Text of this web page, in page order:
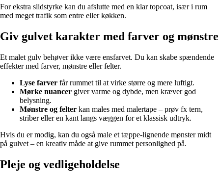
For ekstra slidstyrke kan du afslutte med en klar topcoat, især i rum
med meget trafik som entre eller køkken.
Giv gulvet karakter med farver og mønstre
Et malet gulv behøver ikke være ensfarvet. Du kan skabe spændende
effekter med farver, mønstre eller felter.
Lyse farver får rummet til at virke større og mere luftigt.
Mørke nuancer giver varme og dybde, men kræver god
belysning.
Mønstre og felter kan males med malertape – prøv fx tern,
striber eller en kant langs væggen for et klassisk udtryk.
Hvis du er modig, kan du også male et tæppe-lignende mønster midt
på gulvet – en kreativ måde at give rummet personlighed på.
Pleje og vedligeholdelse